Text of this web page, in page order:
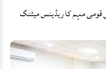
قومی مہم کا ریڈینس میٹنگ